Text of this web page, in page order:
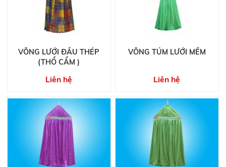
VÕNG LƯỚI ĐẦU THÉP
(THỔ CẨM )
Liên hệ
VÕNG TÚM LƯỚI MỀM
Liên hệ